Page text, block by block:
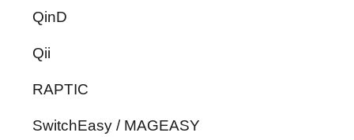
QinD
Qii
RAPTIC
SwitchEasy / MAGEASY